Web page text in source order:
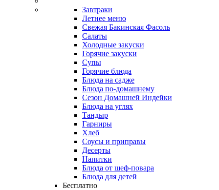
Завтраки
Летнее меню
Свежая Бакинская Фасоль
Салаты
Холодные закуски
Горячие закуски
Супы
Горячие блюда
Блюда на садже
Блюда по-домашнему
Сезон Домашней Индейки
Блюда на углях
Тандыр
Гарниры
Хлеб
Соусы и приправы
Десерты
Напитки
Блюда от шеф-повара
Блюда для детей
Бесплатно